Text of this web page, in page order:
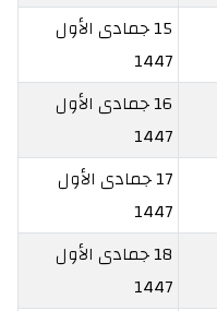
15 جمادى الأول
1447
16 جمادى الأول
1447
17 جمادى الأول
1447
18 جمادى الأول
1447